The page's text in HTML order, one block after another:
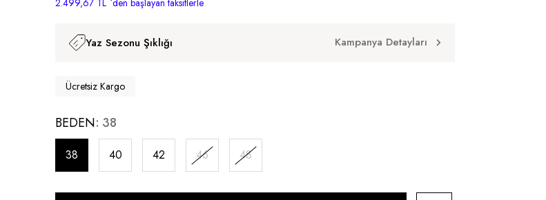
Yaz Sezonu Şıklığı Kampanya Detayları
Ücretsiz Kargo
BEDEN 38
38 40 42 46 48